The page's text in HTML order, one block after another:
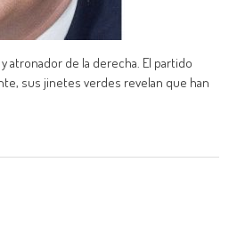
atronador de la derecha. El partido
sus jinetes verdes revelan que han